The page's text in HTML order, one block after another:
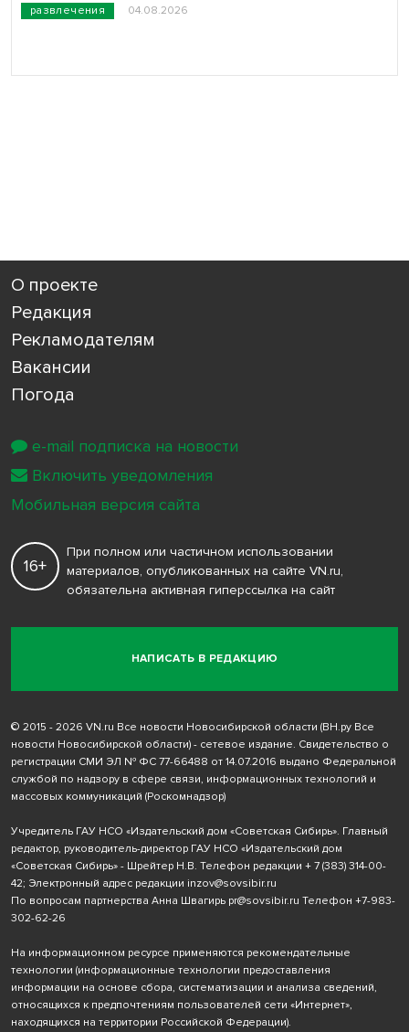
развлечения 04.08.2026
О проекте
Редакция
Рекламодателям
Вакансии
Погода
НАПИСАТЬ В РЕДАКЦИЮ
16+
При полном или частичном использовании
материалов, опубликованных на сайте VN.ru,
обязательна активная гиперссылка на сайт
© 2015 - 2026 VN.ru Все новости Новосибирской области (ВН.ру Все
новости Новосибирской области) - сетевое издание. Свидетельство о
регистрации СМИ ЭЛ № ФС 77-66488 от 14.07.2016 выдано Федеральной
службой по надзору в сфере связи, информационных технологий и
массовых коммуникаций (Роскомнадзор)
Учредитель ГАУ НСО «Издательский дом «Советская Сибирь». Главный
редактор, руководитель-директор ГАУ НСО «Издательский дом
«Советская Сибирь» - Шрейтер Н.В. Телефон редакции + 7 (383) 314-00-
42; Электронный адрес редакции inzov@sovsibir.ru
По вопросам партнерства Анна Швагирь pr@sovsibir.ru Телефон +7-983-
302-62-26
На информационном ресурсе применяются рекомендательные
технологии (информационные технологии предоставления
информации на основе сбора, систематизации и анализа сведений,
относящихся к предпочтениям пользователей сети «Интернет»,
находящихся на территории Российской Федерации).
e-mail подписка на новости
Включить уведомления
Мобильная версия сайта